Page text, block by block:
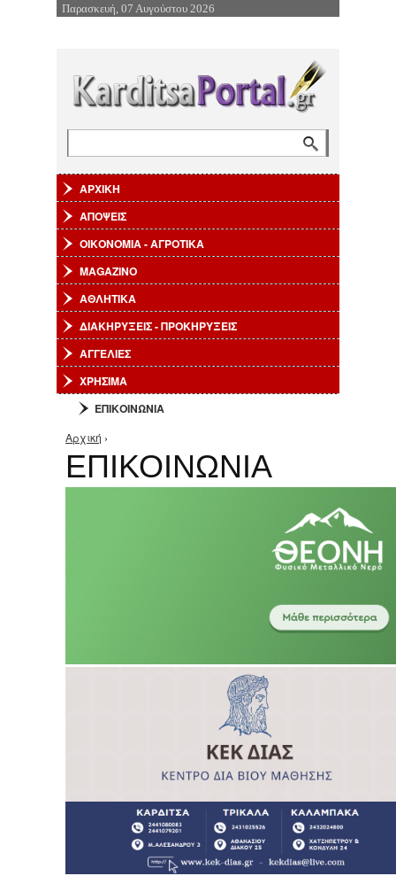
Επιστροφή στην Πλοήγηση
Παρασκευή, 07 Αυγούστου 2026
ΑΡΧΙΚΗ
ΑΠΟΨΕΙΣ
ΟΙΚΟΝΟΜΙΑ - ΑΓΡΟΤΙΚΑ
MAGAZINO
ΑΘΛΗΤΙΚΑ
ΔΙΑΚΗΡΥΞΕΙΣ - ΠΡΟΚΗΡΥΞΕΙΣ
ΑΓΓΕΛΙΕΣ
ΧΡΗΣΙΜΑ
ΕΠΙΚΟΙΝΩΝΙΑ
Είστε εδώ
Αρχική ›
ΕΠΙΚΟΙΝΩΝΙΑ